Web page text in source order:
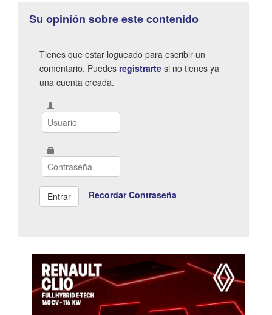
Su opinión sobre este contenido
Tienes que estar logueado para escribir un
comentario. Puedes registrarte si no tienes ya
una cuenta creada.
Recordar Contraseña